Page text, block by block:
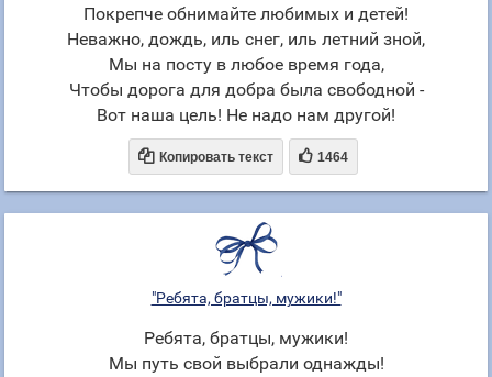
Покрепче обнимайте любимых и детей!
Неважно, дождь, иль снег, иль летний зной,
Мы на посту в любое время года,
Чтобы дорога для добра была свободной -
Вот наша цель! Не надо нам другой!
 Копировать текст  1464
"Ребята, братцы, мужики!"
Ребята, братцы, мужики!
Мы путь свой выбрали однажды!